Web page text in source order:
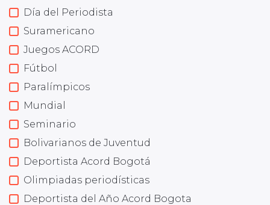
Día del Periodista
Suramericano
Juegos ACORD
Fútbol
Paralímpicos
Mundial
Seminario
Bolivarianos de Juventud
Deportista Acord Bogotá
Olimpiadas periodísticas
Deportista del Año Acord Bogota